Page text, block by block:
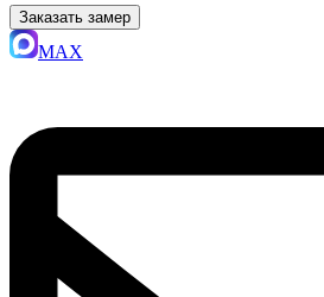
Заказать замер
MAX